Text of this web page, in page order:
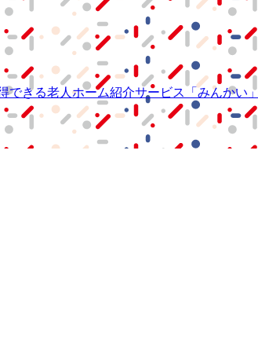
できる老人ホーム紹介サービス 「みんかい」